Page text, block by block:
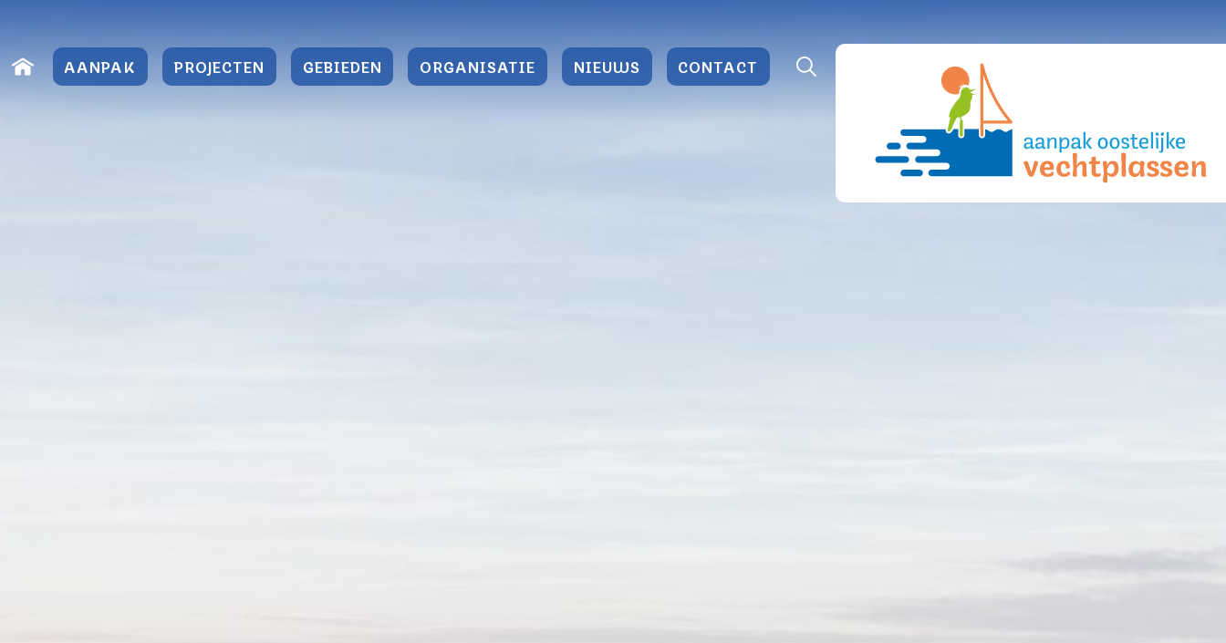
content
AANPAK PROJECTEN GEBIEDEN ORGANISATIE NIEUWS CONTACT